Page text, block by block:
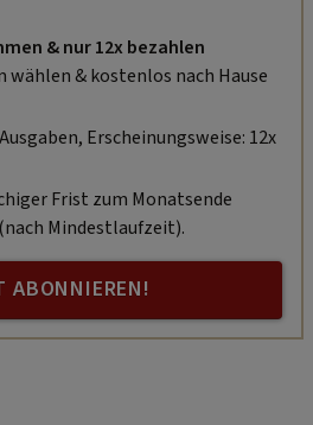
& nur 12x bezahlen
& kostenlos nach Hause
Erscheinungsweise: 12x
Frist zum Monatsende
Mindestlaufzeit).
ABONNIEREN!